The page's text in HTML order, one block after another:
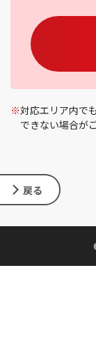
※対応エリア内で
できない場合が
戻る